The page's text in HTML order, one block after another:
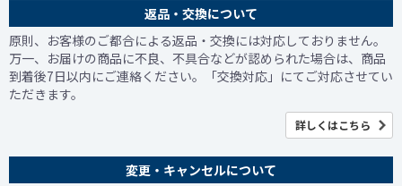
返品・交換について
原則、お客様のご都合による返品・交換には対応しておりません。
万一、お届けの商品に不良、不具合などが認められた場合は、商品
到着後7日以内にご連絡ください。「交換対応」にてご対応させてい
ただきます。
詳しくはこちら
変更・キャンセルについて